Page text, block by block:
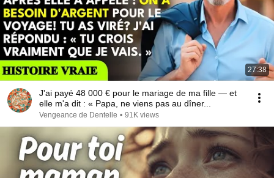
27:38
J'ai payé 48 000 € pour le mariage de ma fille — et
elle m'a dit : « Papa, ne viens pas au dîner...
Vengeance de Dentelle • 91K views